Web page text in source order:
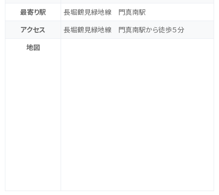
最寄り駅
長堀鶴見緑地線 門真南駅
アクセス
長堀鶴見緑地線 門真南駅から徒歩５分
地図